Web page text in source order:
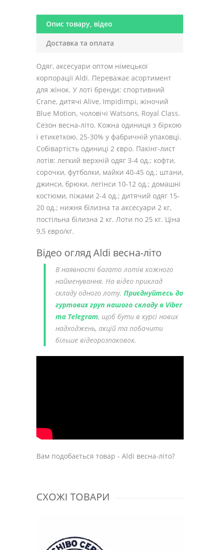
Опис товару, відео
Доставка та оплата
Одяг, аксесуари оптом німецької
корпорації Aldi. Переважає асортимент
для жінок. У лоті бренди: спортивний
Crane, дитячі Alive, Impidimpi, жіночий
Blue Motion, чоловічі Watsons, Royal Class.
Сезон весна-літо. Кожна одиниця з біркою
і етикеткою, 25-30% у фабричній упаковці.
Собівартість одиниці 2 євро. Пакінг-лист
лотів: легкий верхній одяг 3-4 од.; кофти,
сорочки, футболки, майки 40-45 од.; штани,
джинси, брюки, легінси 10-12 од.; домашні
костюми, піжами 2-4 од.; дитячий одяг 15-
20 од.; нижня білизна та аксесуари 2 кг,
постільна білизна 2 кг. Лоти по 25 кг. Ціна
9,5 євро/кг.
Відео огляд Aldi весна-літо
В наявності багато лотів кожного
найменування. На відео приклад
складу одного лоту. Приєднуйтесь до
гуртових груп нашого складу в Viber
та Telegram, щоб бути в курсі нових
надходжень, акцій та побачити
більше відеорозпаковок.
Вам подобається товар - Aldi весна-літо?
СХОЖІ ТОВАРИ